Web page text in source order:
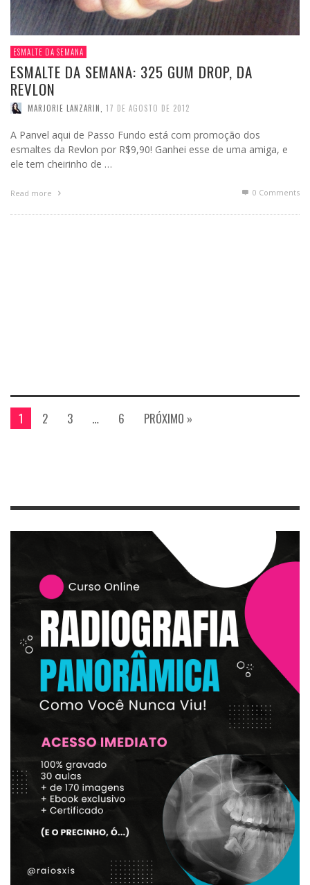
ESMALTE DA SEMANA
ESMALTE DA SEMANA: 325 GUM DROP, DA
REVLON
MARJORIE LANZARIN, 17 DE AGOSTO DE 2012
A Panvel aqui de Passo Fundo está com promoção dos
esmaltes da Revlon por R$9,90! Ganhei esse de uma amiga, e
ele tem cheirinho de …
Read more 0 Comments
1 2 3 … 6 PRÓXIMO »